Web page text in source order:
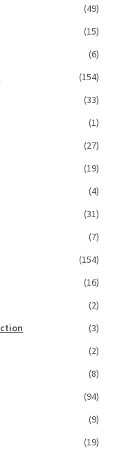
(49)
(15)
(6)
(154)
(33)
(1)
(27)
(19)
(4)
(31)
(7)
(154)
(16)
(2)
(3)
(2)
(8)
(94)
(9)
(19)